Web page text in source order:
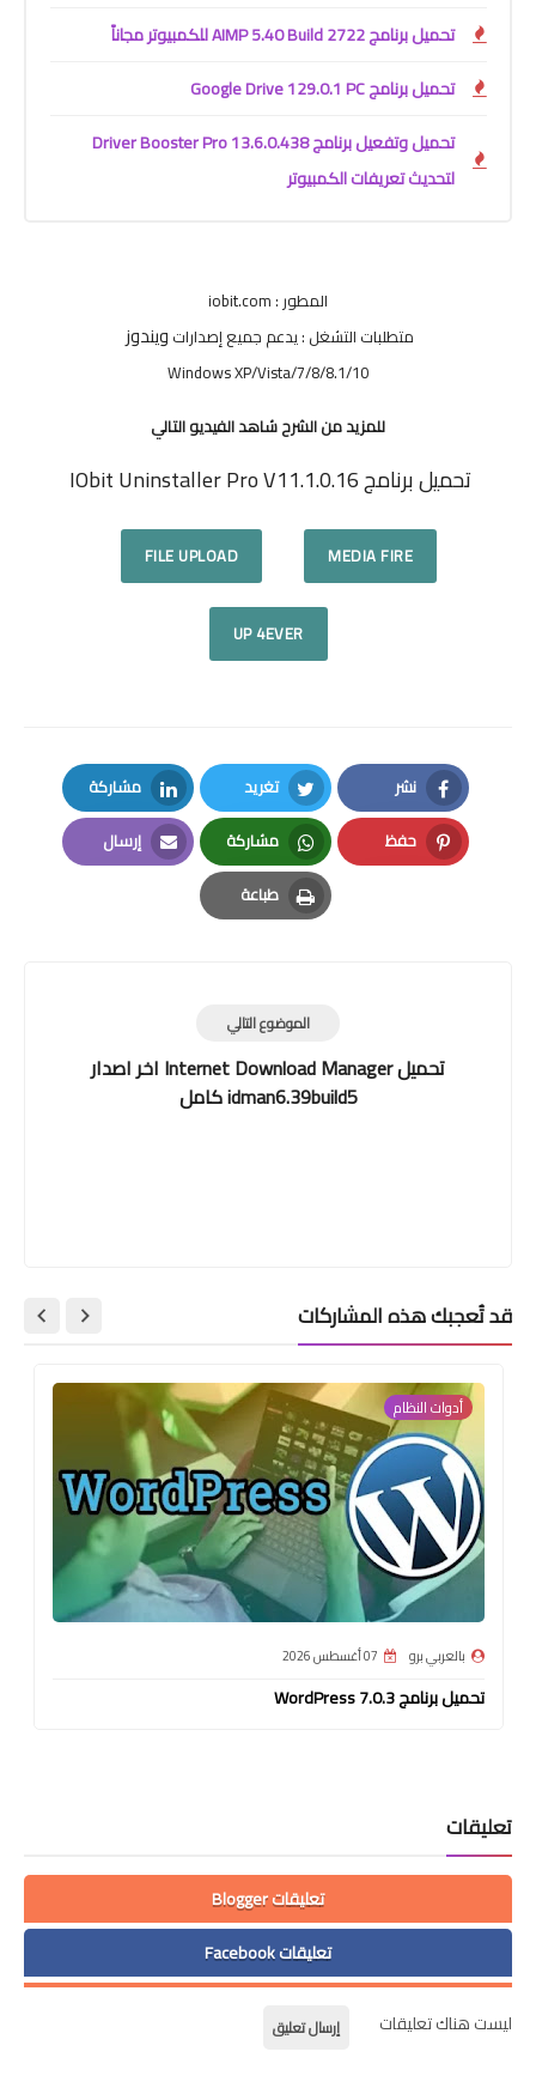
تحميل برنامج AIMP 5.40 Build 2722 للكمبيوتر مجاناً
تحميل برنامج Google Drive 129.0.1 PC
تحميل وتفعيل برنامج Driver Booster Pro 13.6.0.438
لتحديث تعريفات الكمبيوتر
المطور : iobit.com
متطلبات التشغل : يدعم جميع إصدارات ويندوز
Windows XP/Vista/7/8/8.1/10
للمزيد من الشرح شاهد الفيديو التالي
تحميل برنامج IObit Uninstaller Pro V11.1.0.16
MEDIA FIRE
FILE UPLOAD
UP 4EVER
نشر
Facebook
تغريد
Twitter
مشاركة
LinkedIn
حفظ
Pinterest
مشاركة
Whatsapp
إرسال
Email
طباعة
Print
الموضوع التالي
تحميل Internet Download Manager اخر اصدار
idman6.39build5 كامل
قد تُعجبك هذه المشاركات
أدوات النظام
بالعربي برو 07 أغسطس 2026
تحميل برنامج WordPress 7.0.3
تعليقات
تعليقات Blogger
تعليقات Facebook
ليست هناك تعليقات إرسال تعليق